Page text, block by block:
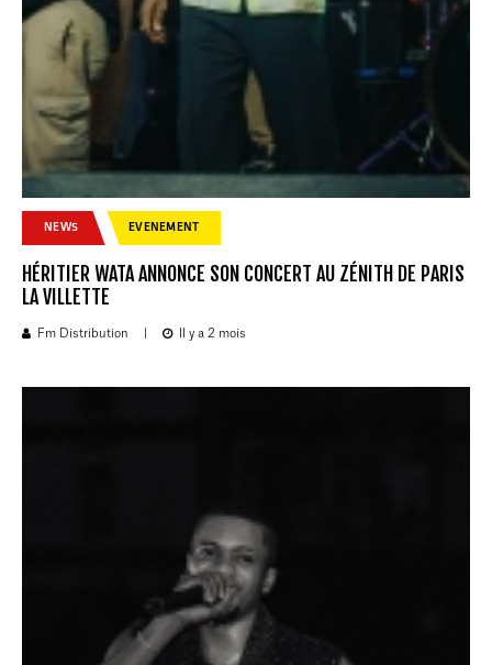
NEWS EVENEMENT
HÉRITIER WATA ANNONCE SON CONCERT AU ZÉNITH DE PARIS
LA VILLETTE
Fm Distribution Il y a 2 mois